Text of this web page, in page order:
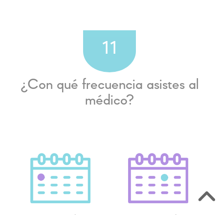
11
¿Con qué frecuencia asistes al
médico?